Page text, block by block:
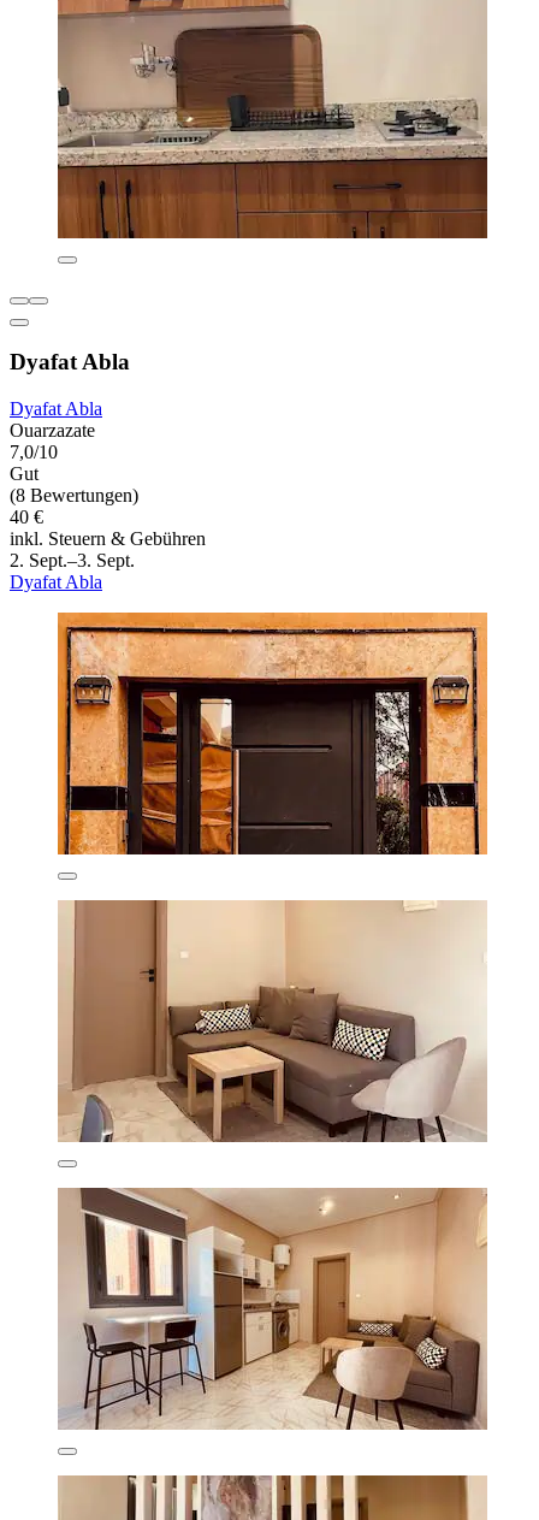
Dyafat Abla
Dyafat Abla
Ouarzazate
7,0/10
Gut
(8 Bewertungen)
40 €
inkl. Steuern & Gebühren
2. Sept.–3. Sept.
Dyafat Abla